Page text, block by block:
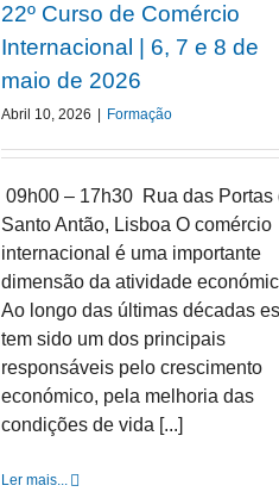
22º Curso de Comércio
Internacional | 6, 7 e 8 de
maio de 2026
Abril 10, 2026 Formação
09h00 – 17h30 Rua das Portas
Santo Antão, Lisboa O comércio
internacional é uma importante
dimensão da atividade
Ao longo das últimas décadas
tem sido um dos principais
responsáveis pelo crescimento
económico, pela melhoria das
condições de vida [...]
Ler mais...